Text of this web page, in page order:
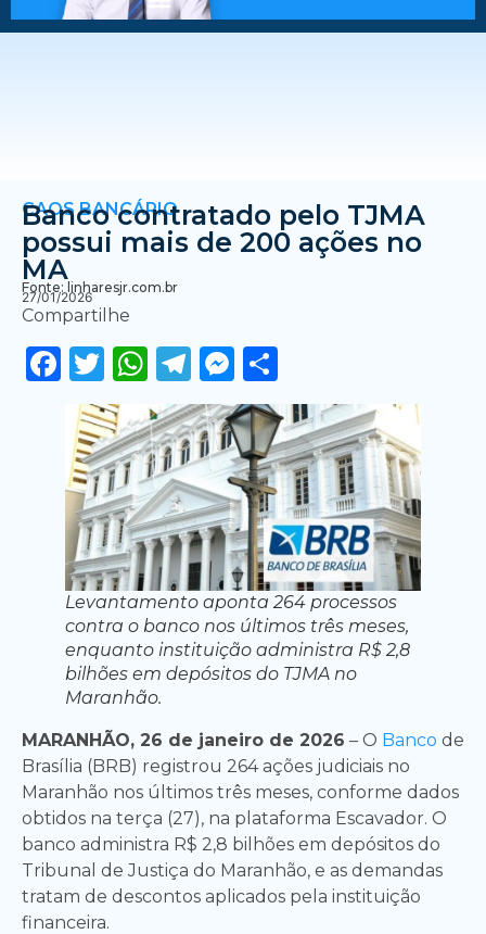
CAOS BANCÁRIO
Banco contratado pelo TJMA
possui mais de 200 ações no
MA
Fonte: linharesjr.com.br
27/01/2026
Compartilhe
Facebook
Twitter
WhatsApp
Telegram
Messenger
Levantamento aponta 264 processos
contra o banco nos últimos três meses,
enquanto instituição administra R$ 2,8
bilhões em depósitos do TJMA no
Maranhão.
MARANHÃO, 26 de janeiro de 2026 – O Banco de
Brasília (BRB) registrou 264 ações judiciais no
Maranhão nos últimos três meses, conforme dados
obtidos na terça (27), na plataforma Escavador. O
banco administra R$ 2,8 bilhões em depósitos do
Tribunal de Justiça do Maranhão, e as demandas
tratam de descontos aplicados pela instituição
financeira.